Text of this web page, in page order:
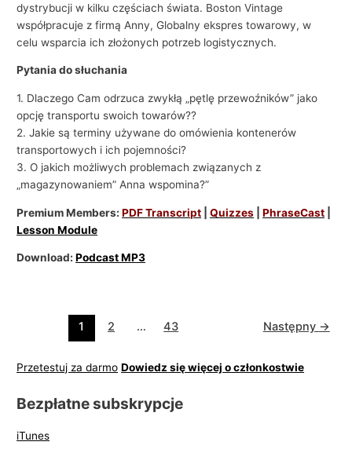
dystrybucji w kilku częściach świata. Boston Vintage
współpracuje z firmą Anny, Globalny ekspres towarowy, w
celu wsparcia ich złożonych potrzeb logistycznych.
Pytania do słuchania
1. Dlaczego Cam odrzuca zwykłą „pętlę przewoźników” jako
opcję transportu swoich towarów??
2. Jakie są terminy używane do omówienia kontenerów
transportowych i ich pojemności?
3. O jakich możliwych problemach związanych z
„magazynowaniem” Anna wspomina?”
Premium Members:PDF Transcript |Quizzes |PhraseCast
Lesson Module
Download:Podcast MP3
1 2 … 43 Następny →
Przetestuj za darmo Dowiedz się więcej o członkostwie
Bezpłatne subskrypcje
iTunes